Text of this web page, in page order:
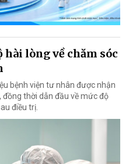
hài lòng về chăm sóc
bệnh viện tư nhân được nhận
đồng thời dẫn đầu về mức độ
điều trị.